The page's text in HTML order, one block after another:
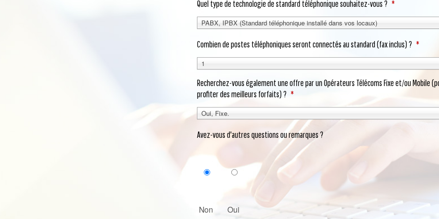
Quel type de technologie de standard téléphonique souhaitez-vous ? *
PABX, IPBX (Standard téléphonique installé dans vos locaux)
Combien de postes téléphoniques seront connectés au standard (fax inclus) ? *
1
Recherchez-vous également une offre par un Opérateurs Télécoms Fixe et/ou Mobile
profiter des meilleurs forfaits) ? *
Oui, Fixe.
Avez-vous d'autres questions ou remarques ?
Non Oui